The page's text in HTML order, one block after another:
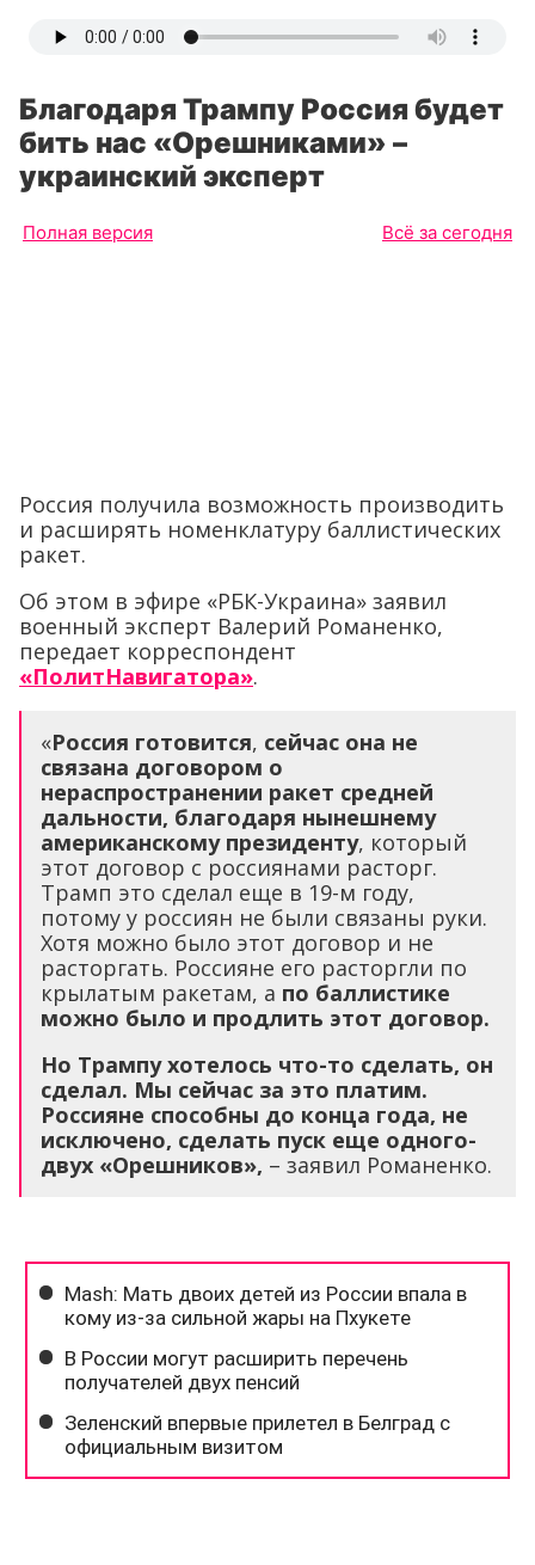
Благодаря Трампу Россия будет
бить нас «Орешниками» –
украинский эксперт
Полная версия Всё за сегодня
Россия получила возможность производить
и расширять номенклатуру баллистических
ракет.
Об этом в эфире «РБК-Украина» заявил
военный эксперт Валерий Романенко,
передает корреспондент
«ПолитНавигатора».
«Россия готовится, сейчас она не
связана договором о
нераспространении ракет средней
дальности, благодаря нынешнему
американскому президенту, который
этот договор с россиянами расторг.
Трамп это сделал еще в 19-м году,
потому у россиян не были связаны руки.
Хотя можно было этот договор и не
расторгать. Россияне его расторгли по
крылатым ракетам, а по баллистике
можно было и продлить этот договор.
Но Трампу хотелось что-то сделать, он
сделал. Мы сейчас за это платим.
Россияне способны до конца года, не
исключено, сделать пуск еще одного-
двух «Орешников», – заявил Романенко.